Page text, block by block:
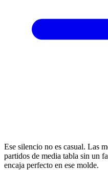
Ese silencio no es casual. Las
partidos de media tabla sin un
encaja perfecto en ese molde.